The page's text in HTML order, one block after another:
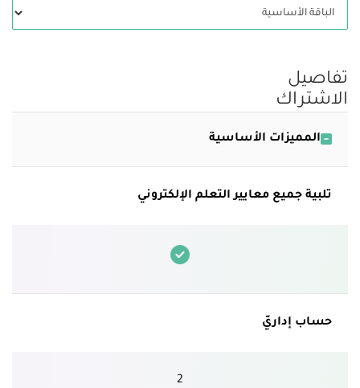
تفاصيل
الاشتراك
المميزات الأساسية
تلبية جميع معايير التعلم الإلكتروني
حساب إداريّ
2